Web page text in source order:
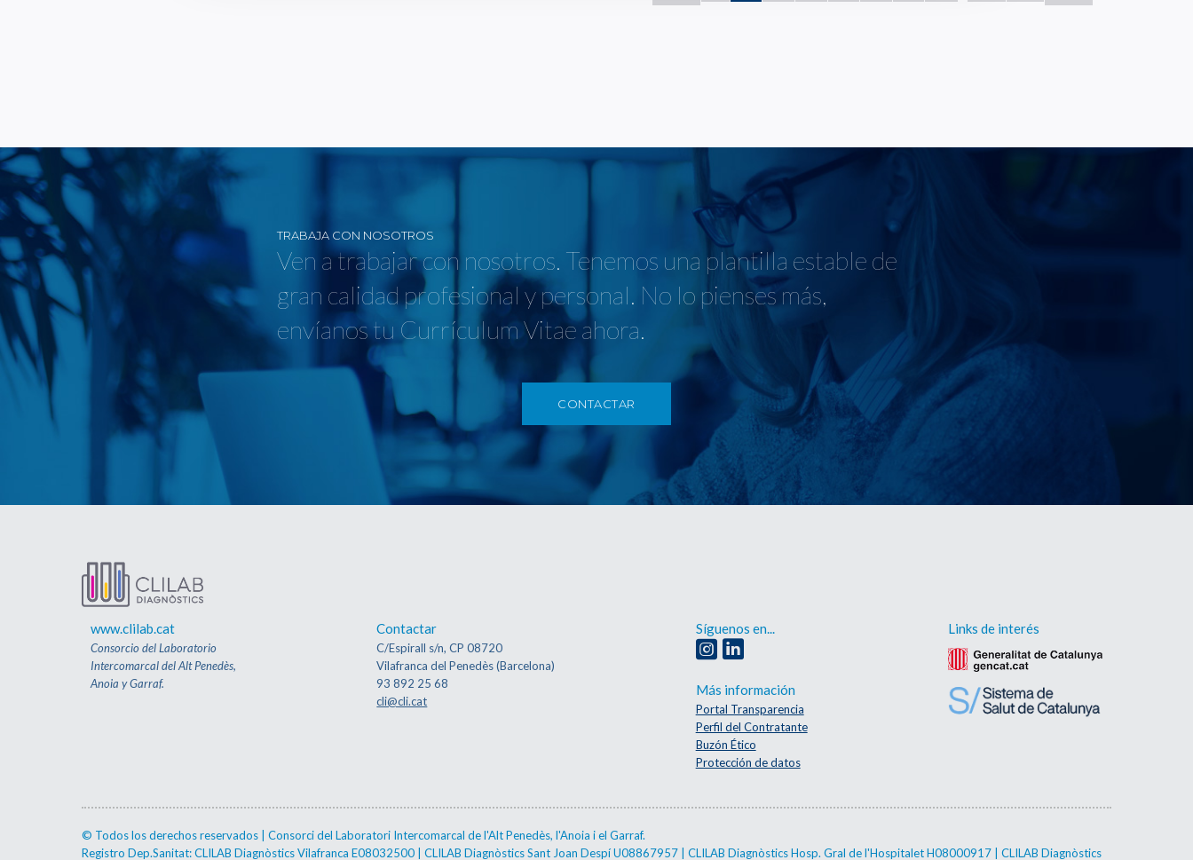
TRABAJA CON NOSOTROS
Ven a trabajar con nosotros. Tenemos una plantilla estable de
gran calidad profesional y personal. No lo pienses más,
envíanos tu Currículum Vitae ahora.
CONTACTAR
www.clilab.cat
Consorcio del Laboratorio
Intercomarcal del Alt Penedès,
Anoia y Garraf.
Contactar
C/Espirall s/n, CP 08720
Vilafranca del Penedès (Barcelona)
93 892 25 68
cli@cli.cat
Síguenos en...
Más información
Portal Transparencia
Perfil del Contratante
Buzón Ético
Protección de datos
Links de interés
© Todos los derechos reservados | Consorci del Laboratori Intercomarcal de l'Alt Penedès, l'Anoia i el Garraf.
Registro Dep.Sanitat: CLILAB Diagnòstics Vilafranca E08032500 | CLILAB Diagnòstics Sant Joan Despí U08867957 | CLILAB Diagnòstics Hosp. Gral de l'Hospitalet H08000917 | CLILAB Diagnòstics